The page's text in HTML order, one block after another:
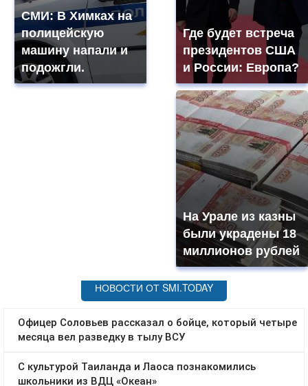
СМИ: В Химках на
полицейскую
машину напали и
подожгли.
Где будет встреча
президентов США
и России: Европа?
На Урале из казны
были украдены 18
миллионов рублей